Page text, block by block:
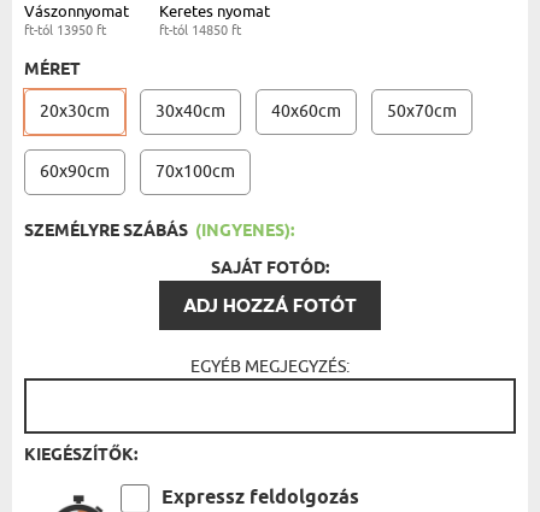
Vászonnyomat
ft-tól 13950 ft
Keretes nyomat
ft-tól 14850 ft
MÉRET
20x30cm 30x40cm 40x60cm 50x70cm
60x90cm 70x100cm
SZEMÉLYRE SZÁBÁS (INGYENES):
SAJÁT FOTÓD:
ADJ HOZZÁ FOTÓT
EGYÉB MEGJEGYZÉS:
KIEGÉSZÍTŐK:
Expressz feldolgozás